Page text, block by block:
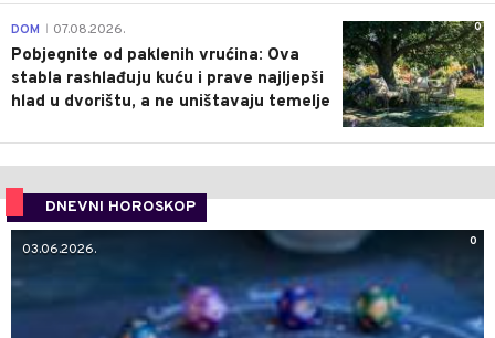
0
DOM 07.08.2026.
Pobjegnite od paklenih vrućina: Ova
stabla rashlađuju kuću i prave najljepši
hlad u dvorištu, a ne uništavaju temelje
DNEVNI HOROSKOP
0
03.06.2026.